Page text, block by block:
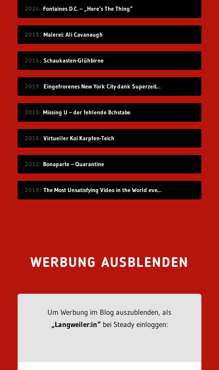
2024 Fontaines D.C. – „Here’s The Thing“
2018 Malerei: Ali Cavanaugh
2016 Schaukasten-Glühbirne
2019 Eingefrorenes New York City dank Superzeitlupe
2013 Missing U – der fehlende Bchstabe
2016 Virtueller Koi Karpfen-Teich
2012 Bonaparte – Quarantine
2018 The Most Unsatisfying Video in the World ever made – part 2
WERBUNG AUSBLENDEN
Um Werbung im Blog auszublenden, als
„Langweiler:in“bei Steady einloggen: